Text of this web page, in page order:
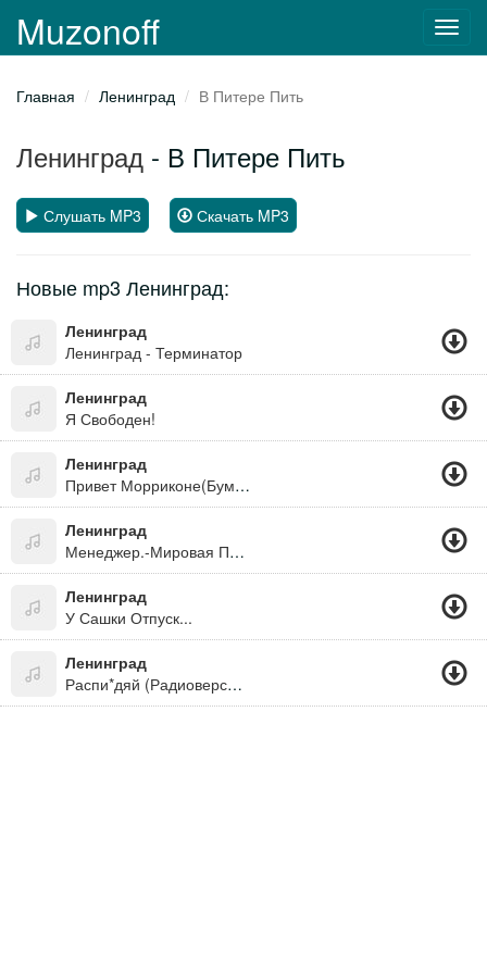
Muzonoff
Главная Ленинград В Питере Пить
Ленинград - В Питере Пить
Слушать MP3 Скачать MP3
Новые mp3 Ленинград:
Ленинград
Ленинград - Терминатор
Ленинград
Я Свободен!
Ленинград
Привет Морриконе(Бумер 2)
Ленинград
Менеджер.-Мировая Просто
Ленинград
У Сашки Отпуск...
Ленинград
Распи*дяй (Радиоверсия) - Ну Куда Ж Без Апофеоза